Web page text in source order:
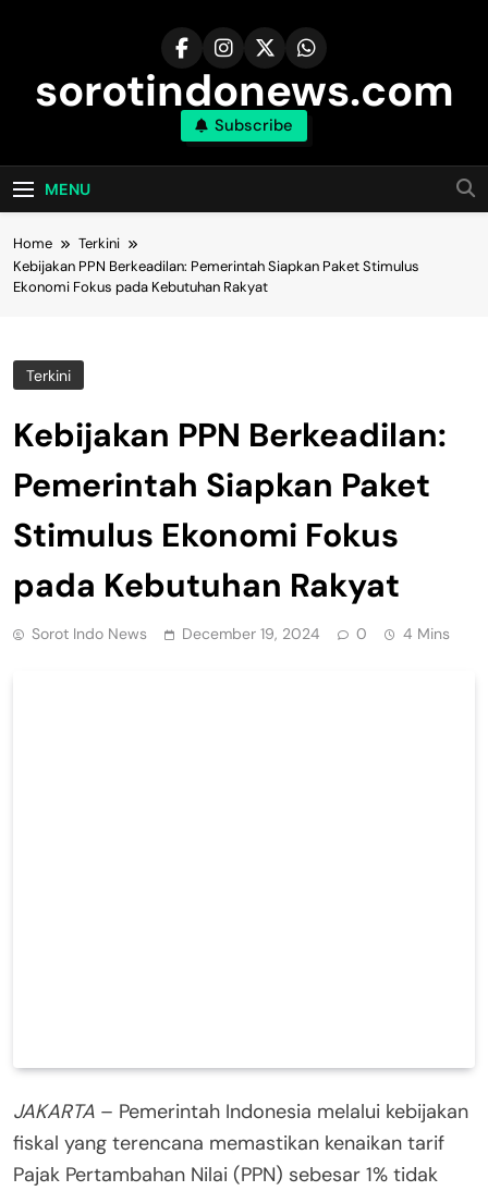
sorotindonews.com
Subscribe
MENU
Home
Terkini
Kebijakan PPN Berkeadilan: Pemerintah Siapkan Paket Stimulus
Ekonomi Fokus pada Kebutuhan Rakyat
Terkini
Kebijakan PPN Berkeadilan:
Pemerintah Siapkan Paket
Stimulus Ekonomi Fokus
pada Kebutuhan Rakyat
Sorot Indo News December 19, 2024 0 4 Mins
JAKARTA – Pemerintah Indonesia melalui kebijakan
fiskal yang terencana memastikan kenaikan tarif
Pajak Pertambahan Nilai (PPN) sebesar 1% tidak